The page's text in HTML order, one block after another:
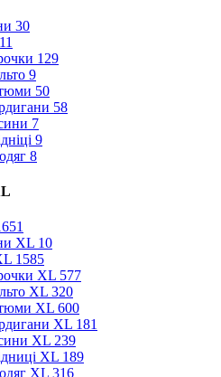
30
129
9
50
58
7
9
8
XL 10
1585
XL 577
XL 320
XL 600
XL 181
XL 239
XL 189
XL 316